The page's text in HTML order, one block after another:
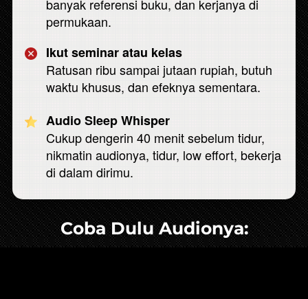
banyak referensi buku, dan kerjanya di
permukaan.
Ikut seminar atau kelas
Ratusan ribu sampai jutaan rupiah, butuh
waktu khusus, dan efeknya sementara.
Audio Sleep Whisper
Cukup dengerin 40 menit sebelum tidur,
nikmatin audionya, tidur, low effort, bekerja
di dalam dirimu.
Coba Dulu Audionya: